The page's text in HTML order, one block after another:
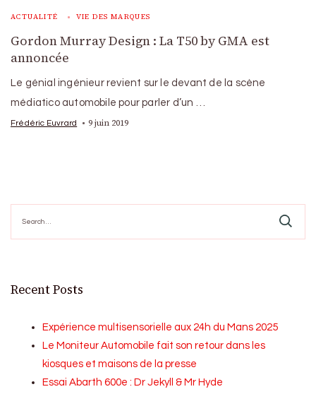
ACTUALITÉ VIE DES MARQUES
Gordon Murray Design : La T50 by GMA est
annoncée
Le génial ingénieur revient sur le devant de la scène
médiatico automobile pour parler d’un …
Frédéric Euvrard 9 juin 2019
for:
Recent Posts
Expérience multisensorielle aux 24h du Mans 2025
Le Moniteur Automobile fait son retour dans les
kiosques et maisons de la presse
Essai Abarth 600e : Dr Jekyll & Mr Hyde